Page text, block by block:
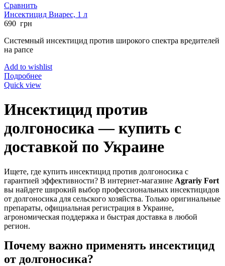
Инсектицид против
долгоносика — купить с
доставкой по Украине
Ищете, где купить инсектицид против долгоносика с
гарантией эффективности? В интернет-магазине Agrariy Fort
вы найдете широкий выбор профессиональных инсектицидов
от долгоносика для сельского хозяйства. Только оригинальные
препараты, официальная регистрация в Украине,
агрономическая поддержка и быстрая доставка в любой
регион.
Почему важно применять инсектицид
от долгоносика?
Сравнить
Инсектицид Виарес, 1 л
690 грн
Системный инсектицид против широкого спектра вредителей
на рапсе
Add to wishlist
Подробнее
Quick view